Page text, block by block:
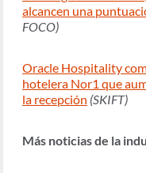
alcancen una
FOCO)
Oracle Hospitality
hotelera Nor1 que
la recepción (SKIFT)
Más noticias de la